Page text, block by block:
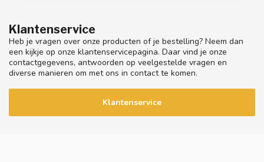
Klantenservice
Heb je vragen over onze producten of je bestelling? Neem dan
een kijkje op onze klantenservicepagina. Daar vind je onze
contactgegevens, antwoorden op veelgestelde vragen en
diverse manieren om met ons in contact te komen.
Klantenservice